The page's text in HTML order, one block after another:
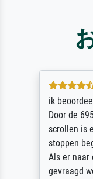
ik
Door de
scrollen is
stoppen
Als er naar
gevraagd